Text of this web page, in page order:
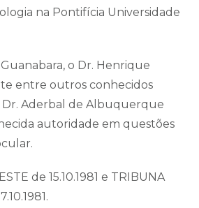
na Pontifícia Universidade
Guanabara, o Dr. Henrique
entre outros conhecidos
Dr. Aderbal de Albuquerque
autoridade em questões
de 15.10.1981 e TRIBUNA